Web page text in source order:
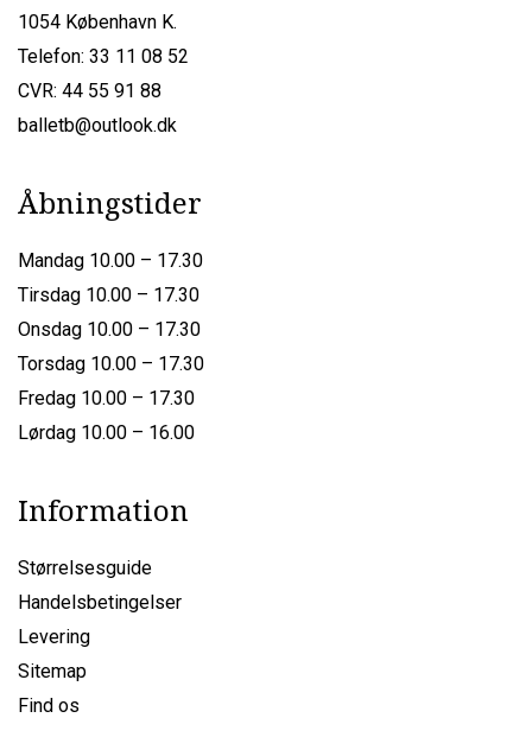
1054 København K.
Telefon: 33 11 08 52
CVR: 44 55 91 88
balletb@outlook.dk
Åbningstider
Mandag 10.00 – 17.30
Tirsdag 10.00 – 17.30
Onsdag 10.00 – 17.30
Torsdag 10.00 – 17.30
Fredag 10.00 – 17.30
Lørdag 10.00 – 16.00
Information
Størrelsesguide
Handelsbetingelser
Levering
Sitemap
Find os